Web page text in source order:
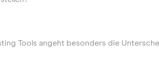
Tools angeht besonders die